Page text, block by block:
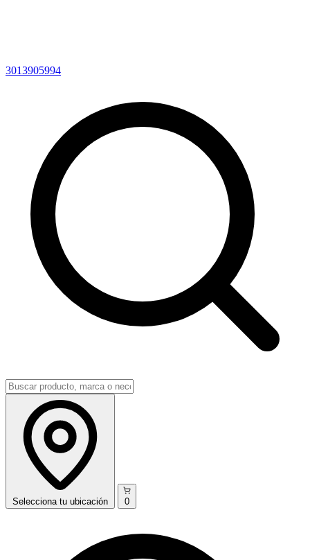
3013905994
Selecciona tu ubicación 0